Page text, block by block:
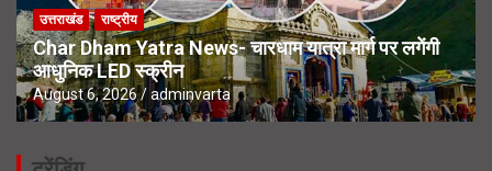
उत्तराखंड राष्ट्रीय
Char Dham Yatra News- चारधाम यात्रा मार्ग पर लगेंगी
आधुनिक LED स्क्रीन
August 6, 2026 adminvarta